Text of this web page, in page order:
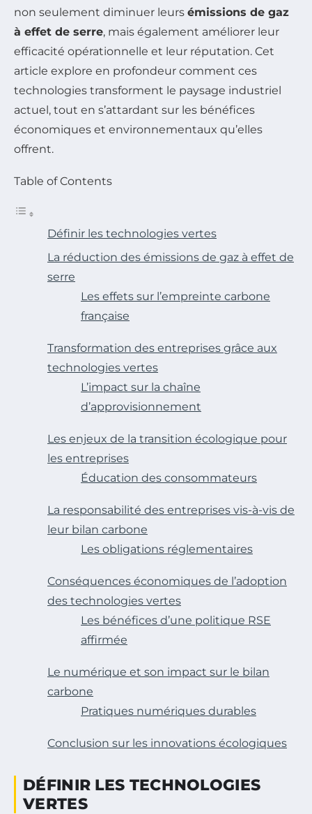
non seulement diminuer leurs émissions de gaz
à effet de serre, mais également améliorer leur
efficacité opérationnelle et leur réputation. Cet
article explore en profondeur comment ces
technologies transforment le paysage industriel
actuel, tout en s’attardant sur les bénéfices
économiques et environnementaux qu’elles
offrent.
Table of Contents
Définir les technologies vertes
La réduction des émissions de gaz à effet de
serre
Les effets sur l’empreinte carbone
française
Transformation des entreprises grâce aux
technologies vertes
L’impact sur la chaîne
d’approvisionnement
Les enjeux de la transition écologique pour
les entreprises
Éducation des consommateurs
La responsabilité des entreprises vis-à-vis de
leur bilan carbone
Les obligations réglementaires
Conséquences économiques de l’adoption
des technologies vertes
Les bénéfices d’une politique RSE
affirmée
Le numérique et son impact sur le bilan
carbone
Pratiques numériques durables
Conclusion sur les innovations écologiques
DÉFINIR LES TECHNOLOGIES
VERTES